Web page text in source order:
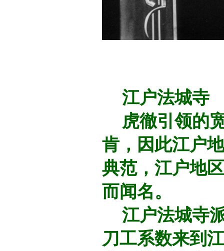
江户法城寺
虎徹引领的
肯，因此江户
典范，江户地
而闻名。
江户法城寺
刀工系数来到